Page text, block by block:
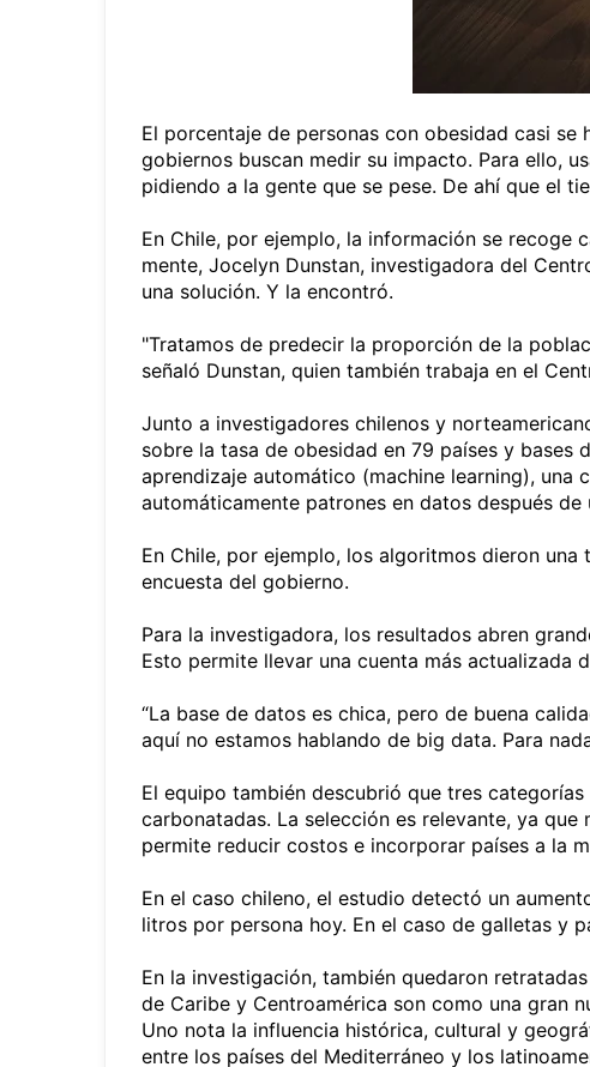
El porcentaje de personas con obesidad casi
gobiernos buscan medir su impacto. Para ello,
pidiendo a la gente que se pese. De ahí que el
En Chile, por ejemplo, la información se recoge
mente, Jocelyn Dunstan, investigadora del
una solución. Y la encontró.
"Tratamos de predecir la proporción de la
señaló Dunstan, quien también trabaja en el
Junto a investigadores chilenos y
sobre la tasa de obesidad en 79 países y
aprendizaje automático (machine learning),
automáticamente patrones en datos después de
En Chile, por ejemplo, los algoritmos dieron
encuesta del gobierno.
Para la investigadora, los resultados abren
Esto permite llevar una cuenta más actualizada
“La base de datos es chica, pero de buena
aquí no estamos hablando de big data. Para
El equipo también descubrió que tres
carbonatadas. La selección es relevante, ya
permite reducir costos e incorporar países a la
En el caso chileno, el estudio detectó un
litros por persona hoy. En el caso de galletas y
En la investigación, también quedaron
de Caribe y Centroamérica son como una gran
Uno nota la influencia histórica, cultural y
entre los países del Mediterráneo y los